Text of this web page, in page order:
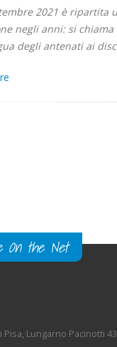
2021 è ripartita
negli anni: si
degli antenati ai
On the Net
Pisa, Lungarno Pacinotti